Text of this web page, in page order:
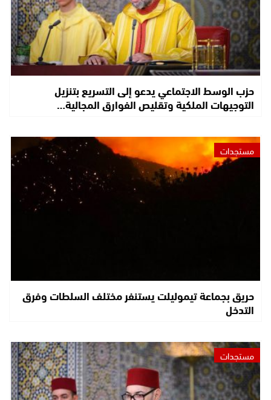
حزب الوسط الاجتماعي يدعو إلى التسريع بتنزيل
التوجيهات الملكية وتقليص الفوارق المجالية…
مستجدات
حريق بجماعة تيموليلت يستنفر مختلف السلطات وفرق
التدخل
مستجدات